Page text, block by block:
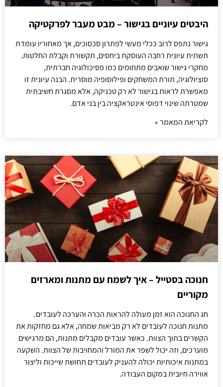
היבטים עיוניים בגישור – מבט מעבר לפרקטיקה
גישור נתפס לרוב ככלי מעשי לפתרון סכסוכים, אך מאחוריו עומדת
תשתית עיונית רחבה העוסקת ביחסים, תקשורת וקבלת החלטות.
מחקרי גישור שואבים מתחומים כמו פסיכולוגיה חברתית,
סוציולוגיה, תורת המשחקים ופילוסופיה מוסרית. הבנה עיונית זו
מאפשרת לראות בגישור לא רק טכניקה, אלא מסגרת חשיבתית
שמטרתה שינוי דפוסי אינטראקציה בין בני אדם.
לקריאת המאמר »
חנוכה בסטייל – איך לשמח עם מתנות ומארזים
מקוריים
חג החנוכה הוא זמן מעולה להראות הכרה והערכה לעובדים.
מתנות חנוכה לעובדים לא רק מביאות שמחה, אלא גם מחזקות את
הקשרים בתוך הצוות. כאשר עובדים מקבלים מתנות, הם מרגישים
מוערכים, וזה יכול לשפר את המורל והמחויבות של הצוות. השקעה
במתנות איכותיות יכולה להעניק לעובדים תחושת שייכות וליצור
אווירה חיובית במקום העבודה.